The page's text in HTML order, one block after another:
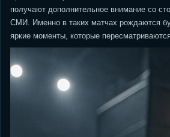
получают дополнительное внимание со
СМИ. Именно в таких матчах рождаются
яркие моменты, которые